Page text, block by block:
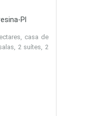
PI
casa de
2 suítes, 2